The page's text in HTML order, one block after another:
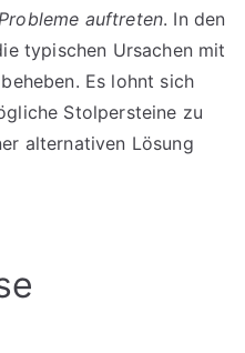
auftreten. In den
typischen Ursachen mit
Es lohnt sich
Stolpersteine zu
alternativen Lösung